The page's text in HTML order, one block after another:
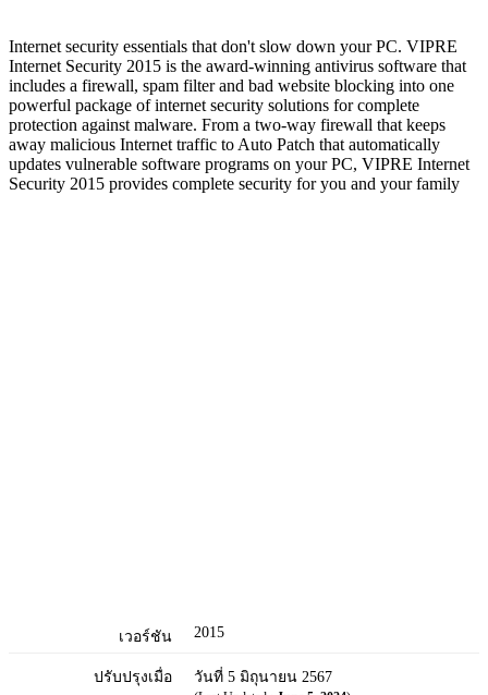
Internet security essentials that don't slow down your PC. VIPRE
Internet Security 2015 is the award-winning antivirus software that
includes a firewall, spam filter and bad website blocking into one
powerful package of internet security solutions for complete
protection against malware. From a two-way firewall that keeps
away malicious Internet traffic to Auto Patch that automatically
updates vulnerable software programs on your PC, VIPRE Internet
Security 2015 provides complete security for you and your family
เวอร์ชัน 2015
ปรับปรุงเมื่อ วันที่ 5 มิถุนายน 2567